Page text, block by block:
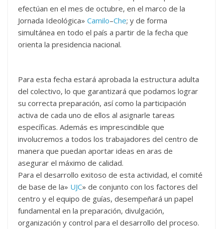
efectúan en el mes de octubre, en el marco de la
Jornada Ideológica» Camilo–Che; y de forma
simultánea en todo el país a partir de la fecha que
orienta la presidencia nacional.
Para esta fecha estará aprobada la estructura adulta
del colectivo, lo que garantizará que podamos lograr
su correcta preparación, así como la participación
activa de cada uno de ellos al asignarle tareas
específicas. Además es imprescindible que
involucremos a todos los trabajadores del centro de
manera que puedan aportar ideas en aras de
asegurar el máximo de calidad.
Para el desarrollo exitoso de esta actividad, el comité
de base de la» UJC» de conjunto con los factores del
centro y el equipo de guías, desempeñará un papel
fundamental en la preparación, divulgación,
organización y control para el desarrollo del proceso.